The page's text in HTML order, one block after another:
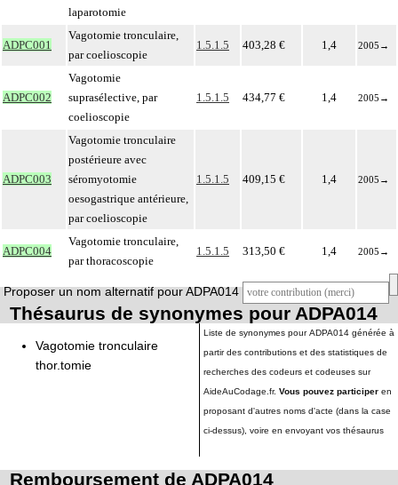
laparotomie
ADPC001
Vagotomie tronculaire,
par coelioscopie
1.5.1.5 403,28 € 1,4 2005 →
ADPC002
Vagotomie
suprasélective, par
coelioscopie
1.5.1.5 434,77 € 1,4 2005 →
ADPC003
Vagotomie tronculaire
postérieure avec
séromyotomie
oesogastrique antérieure,
par coelioscopie
1.5.1.5 409,15 € 1,4 2005 →
ADPC004
Vagotomie tronculaire,
par thoracoscopie
1.5.1.5 313,50 € 1,4 2005 →
Proposer un nom alternatif pour ADPA014
Thésaurus de synonymes pour ADPA014
Vagotomie tronculaire
thor.tomie
Liste de synonymes pour ADPA014 générée à
partir des contributions et des statistiques de
recherches des codeurs et codeuses sur
AideAuCodage.fr. Vous pouvez participer en
proposant d'autres noms d'acte (dans la case
ci-dessus), voire en envoyant vos thésaurus
Remboursement de ADPA014